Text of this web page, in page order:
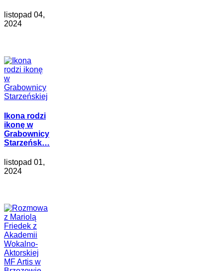
listopad 04,
2024
Ikona rodzi
ikonę w
Grabownicy
Starzeńsk…
listopad 01,
2024